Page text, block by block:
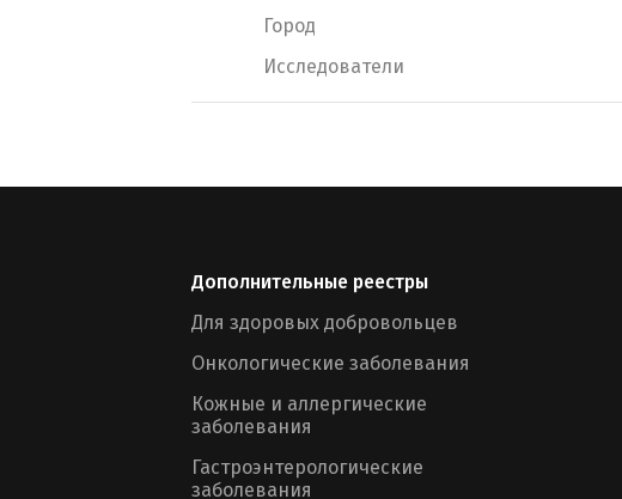
Город
Исследователи
Дополнительные реестры
Для здоровых добровольцев
Онкологические заболевания
Кожные и аллергические
заболевания
Гастроэнтерологические
заболевания